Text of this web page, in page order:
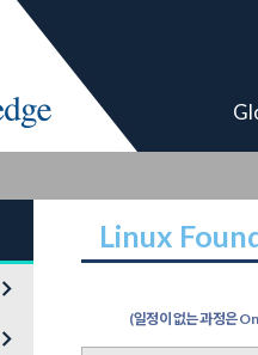
keyboard_arrow_right
keyboard_arrow_right
Linux
(일정이 없는 과정은